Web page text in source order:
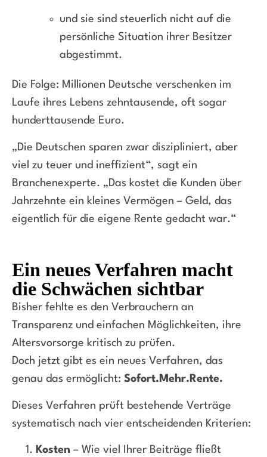
und sie sind steuerlich nicht auf die
persönliche Situation ihrer Besitzer
abgestimmt.
Die Folge: Millionen Deutsche verschenken im
Laufe ihres Lebens zehntausende, oft sogar
hunderttausende Euro.
„Die Deutschen sparen zwar diszipliniert, aber
viel zu teuer und ineffizient“, sagt ein
Branchenexperte. „Das kostet die Kunden über
Jahrzehnte ein kleines Vermögen – Geld, das
eigentlich für die eigene Rente gedacht war.“
Ein neues Verfahren macht
die Schwächen sichtbar
Bisher fehlte es den Verbrauchern an
Transparenz und einfachen Möglichkeiten, ihre
Altersvorsorge kritisch zu prüfen.
Doch jetzt gibt es ein neues Verfahren, das
genau das ermöglicht: Sofort.Mehr.Rente.
Dieses Verfahren prüft bestehende Verträge
systematisch nach vier entscheidenden Kriterien:
Kosten – Wie viel Ihrer Beiträge fließt